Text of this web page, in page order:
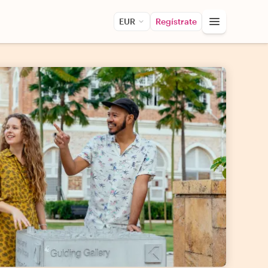
EUR Regístrate